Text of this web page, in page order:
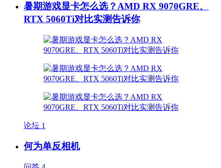
暑期游戏显卡怎么选？AMD RX 9070GRE、
RTX 5060Ti对比实测告诉你
论坛 1
何为单反相机